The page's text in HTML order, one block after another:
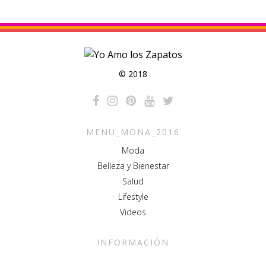
© 2018
MENU_MONA_2016
Moda
Belleza y Bienestar
Salud
Lifestyle
Videos
INFORMACIÓN